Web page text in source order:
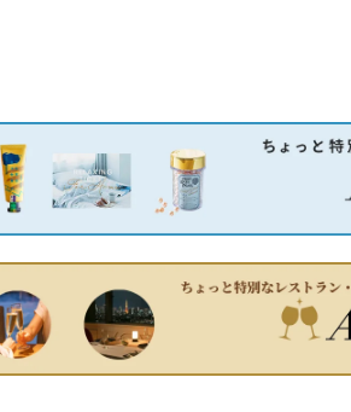
ラウス
チュニ
①僕のヒーローアカデミ
ア フィギュア まとめ売
40,444円